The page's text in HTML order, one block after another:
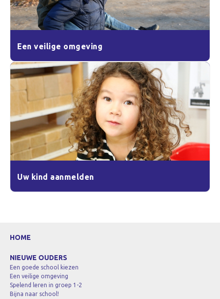
Een veilige omgeving
Uw kind aanmelden
HOME
NIEUWE OUDERS
Een goede school kiezen
Een veilige omgeving
Spelend leren in groep 1-2
Bijna naar school!